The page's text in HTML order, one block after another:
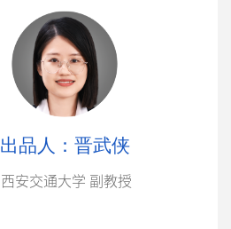
出品人：晋武侠
西安交通大学 副教授